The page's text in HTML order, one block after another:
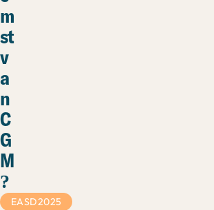
m
st
v
a
n
C
G
M
?
EASD2025